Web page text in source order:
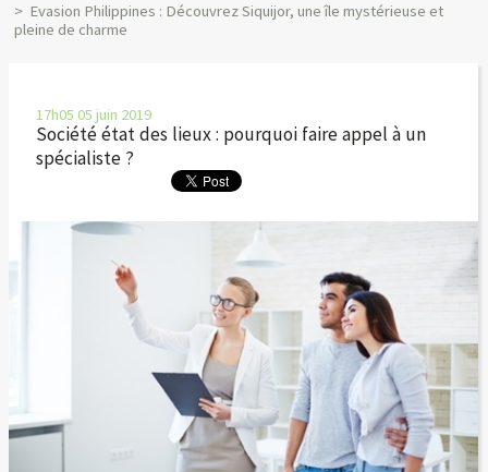
Evasion Philippines : Découvrez Siquijor, une île mystérieuse et
pleine de charme
17h05 05 juin 2019
Société état des lieux : pourquoi faire appel à un
spécialiste ?